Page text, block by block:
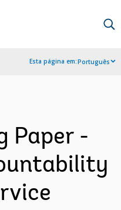
Esta página em:Português
Paper -